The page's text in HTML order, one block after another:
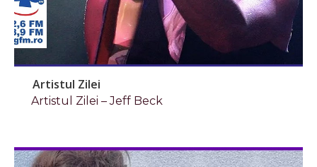
Artistul Zilei
Artistul Zilei – Jeff Beck